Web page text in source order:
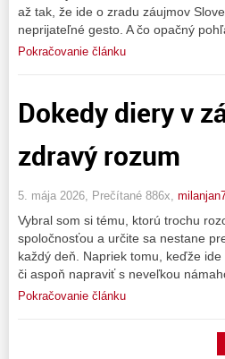
až tak, že ide o zradu záujmov
neprijateľné gesto. A čo opačný
Pokračovanie článku
Dokedy diery v
zdravý rozum
5. mája 2026, Prečítané 886x,
Vybral som si tému, ktorú trochu
spoločnosťou a určite sa nestane
každý deň. Napriek tomu, keďže
či aspoň napraviť s neveľkou
Pokračovanie článku